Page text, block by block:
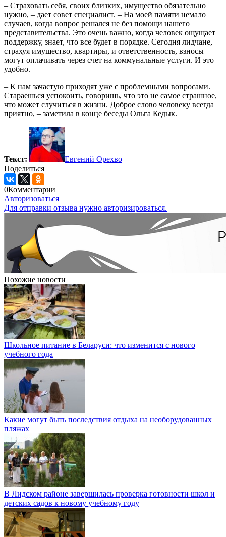
– Страховать себя, своих близких, имущество обязательно
нужно, – дает совет специалист. – На моей памяти немало
случаев, когда вопрос решался не без помощи нашего
представительства. Это очень важно, когда человек ощущает
поддержку, знает, что все будет в порядке. Сегодня лидчане,
страхуя имущество, квартиры, и ответственность, взносы
могут оплачивать через счет на коммунальные услуги. И это
удобно.
– К нам зачастую приходят уже с проблемными вопросами.
Стараешься успокоить, говоришь, что это не самое страшное,
что может случиться в жизни. Доброе слово человеку всегда
приятно, – заметила в конце беседы Ольга Кедык.
Текст:
Евгений Орехво
Поделиться
0Комментарии
Авторизоваться
Для отправки отзыва нужно авторизироваться.
Похожие новости
Школьное питание в Беларуси: что изменится с нового
учебного года
Какие могут быть последствия отдыха на необорудованных
пляжах
В Лидском районе завершилась проверка готовности школ и
детских садов к новому учебному году